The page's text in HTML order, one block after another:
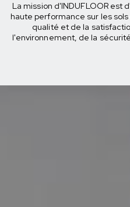
La mission d'INDUFLOOR
haute performance sur les
qualité et de la
l'environnement, de la